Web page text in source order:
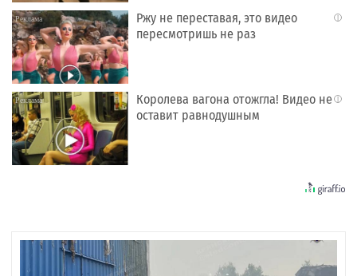
i
Ржу не переставая, это видео
пересмотришь не раз
i
Королева вагона отожгла! Видео не
оставит равнодушным